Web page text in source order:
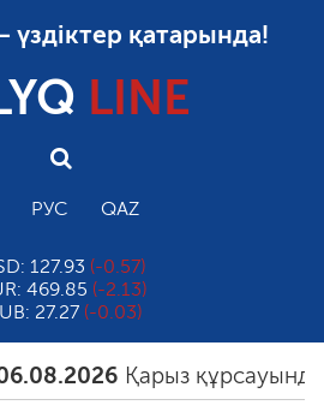
үздіктер қатарында!
LINE
РУС QAZ
127.93 (-0.57)
469.85 (-2.13)
27.27 (-0.03)
Қарыз құрсауындағы